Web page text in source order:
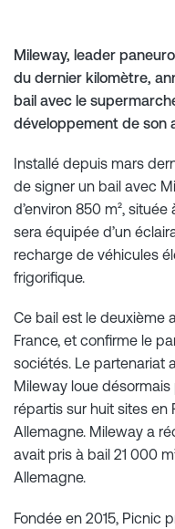
Mileway, leader
du dernier kilomètre,
bail avec le
développement de son
Installé depuis mars
de signer un bail avec
d’environ 850 m²,
sera équipée d’un
recharge de véhicules
frigorifique.
Ce bail est le deuxième
France, et confirme le
sociétés. Le partenariat
Mileway loue
répartis sur huit sites en
Allemagne. Mileway a
avait pris à bail 21 000
Allemagne.
Fondée en 2015, Picnic